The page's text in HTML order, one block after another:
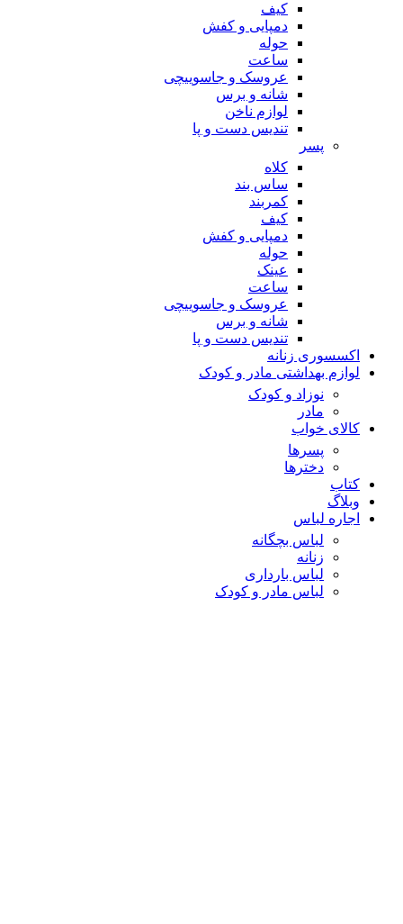
کیف
دمپایی و کفش
حوله
ساعت
عروسک و جاسوییچی
شانه و برس
لوازم ناخن
تندیس دست و پا
پسر
کلاه
ساس بند
کمربند
کیف
دمپایی و کفش
حوله
عینک
ساعت
عروسک و جاسوییچی
شانه و برس
تندیس دست و پا
اکسسوری زنانه
لوازم بهداشتی مادر و کودک
نوزاد و کودک
مادر
کالای خواب
پسرها
دخترها
کتاب
وبلاگ
اجاره لباس
لباس بچگانه
زنانه
لباس بارداری
لباس مادر و کودک